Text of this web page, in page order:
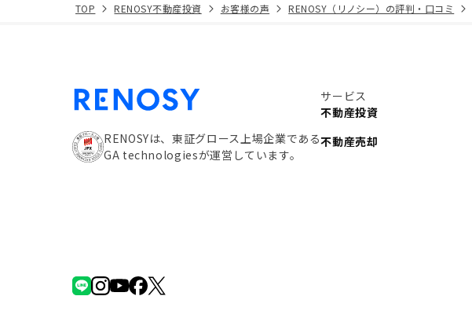
TOP RENOSY不動産投資 お客様の声 RENOSY（リノシー）の評判・口コミ
RENOSYは、東証グロース上場企業である
GA technologiesが運営しています。
サービス
不動産投資
不動産売却